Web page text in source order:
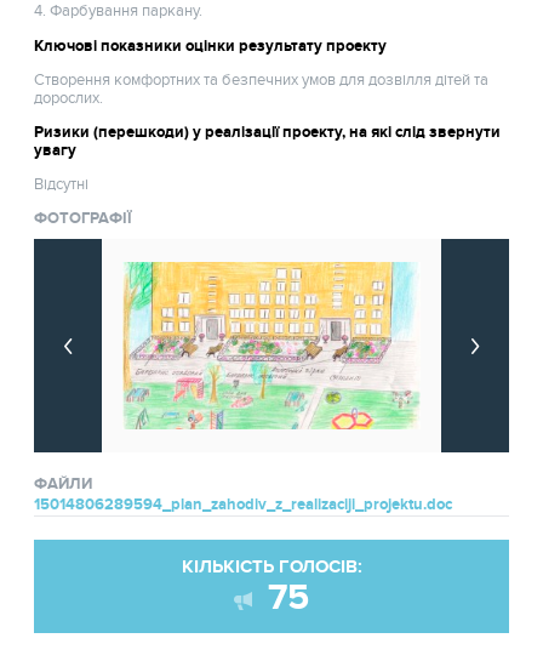
4. Фарбування паркану.
Ключові показники оцінки результату проекту
Створення комфортних та безпечних умов для дозвілля дітей та
дорослих.
Ризики (перешкоди) у реалізації проекту, на які слід звернути
увагу
Відсутні
ФОТОГРАФІЇ
ФАЙЛИ
15014806289594_plan_zahodiv_z_realizaciji_projektu.doc
КІЛЬКІСТЬ ГОЛОСІВ:
75